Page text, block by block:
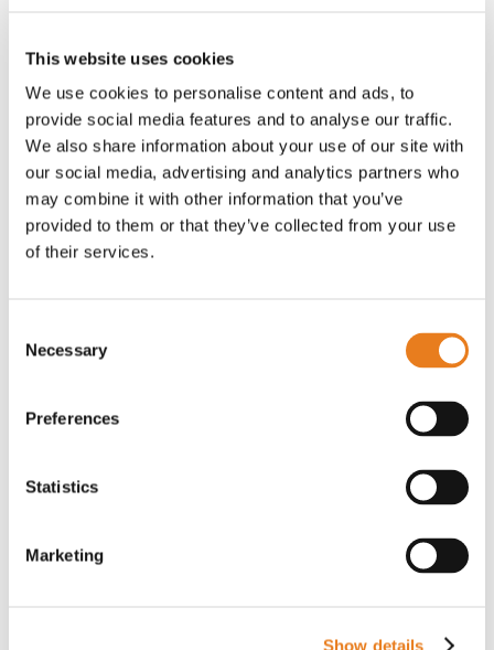
This website uses cookies
We use cookies to personalise content and ads, to
provide social media features and to analyse our traffic.
We also share information about your use of our site with
our social media, advertising and analytics partners who
may combine it with other information that you’ve
provided to them or that they’ve collected from your use
of their services.
Selection
Necessary
Preferences
Statistics
Marketing
Show details
sistema
Commend presenta Universal Reader, la
nuova generazione di lettori intelligenti per il
controllo degli accessi. Una soluzione che
non si limita a leggere badge, tag o QR code,
ma aggiunge un livello di comunicazione
umana ai varchi d’ingresso. Universal Reader